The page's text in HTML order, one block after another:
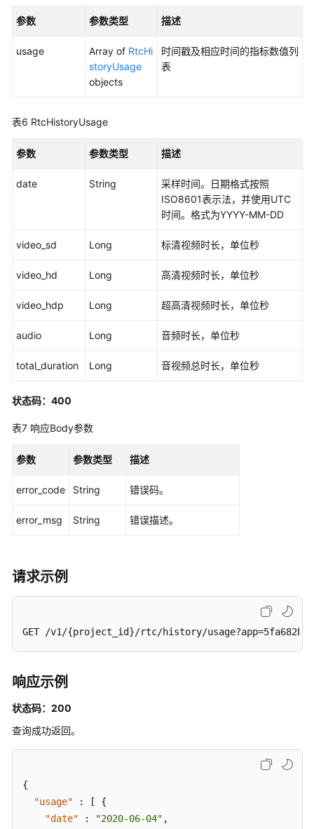
OBS
计
析
查
-
用
规
-
查
询
模
参数 参数类型 描述
usage Array of RtcHi
storyUsage
objects
时间戳及相应时间的指标数值列
表
表6 RtcHistoryUsage
参数 参数类型 描述
date String
采样时间。日期格式按照
ISO8601表示法，并使用UTC
时间。格式为YYYY-MM-DD
video_sd Long 标清视频时长，单位秒
video_hd Long 高清视频时长，单位秒
video_hdp Long 超高清视频时长，单位秒
audio Long 音频时长，单位秒
total_duration Long 音视频总时长，单位秒
状态码：400
表7 响应Body参数
参数 参数类型 描述
error_code String 错误码。
error_msg String 错误描述。
请求示例
GET /v1/{project_id}/rtc/history/
响应示例
状态码：200
查询成功返回。
{
"usage"
: [
{
"date"
: "2020-06-04" ,